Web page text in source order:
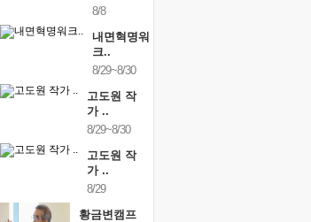
8/8
내면혁명워
크..
8/29~8/30
고도원 작
가 ..
8/29~8/30
고도원 작
가 ..
8/29
황금변캠프